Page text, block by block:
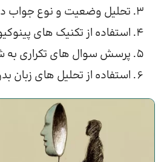
تحلیل وضعیت و نوع جواب
استفاده از تکنیک های
پرسش سوال های تکراری
استفاده از تحلیل های زبان